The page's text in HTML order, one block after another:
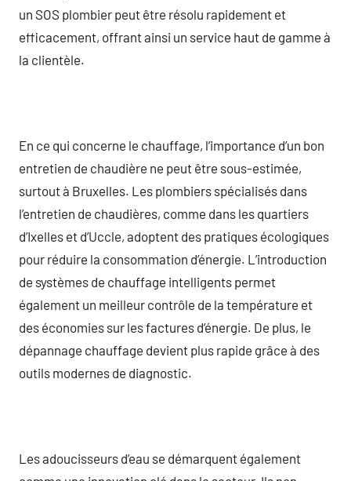
un SOS plombier peut être résolu rapidement et
efficacement, offrant ainsi un service haut de gamme à
la clientèle.
En ce qui concerne le chauffage, l’importance d’un bon
entretien de chaudière ne peut être sous-estimée,
surtout à Bruxelles. Les plombiers spécialisés dans
l’entretien de chaudières, comme dans les quartiers
d’Ixelles et d’Uccle, adoptent des pratiques écologiques
pour réduire la consommation d’énergie. L’introduction
de systèmes de chauffage intelligents permet
également un meilleur contrôle de la température et
des économies sur les factures d’énergie. De plus, le
dépannage chauffage devient plus rapide grâce à des
outils modernes de diagnostic.
Les adoucisseurs d’eau se démarquent également